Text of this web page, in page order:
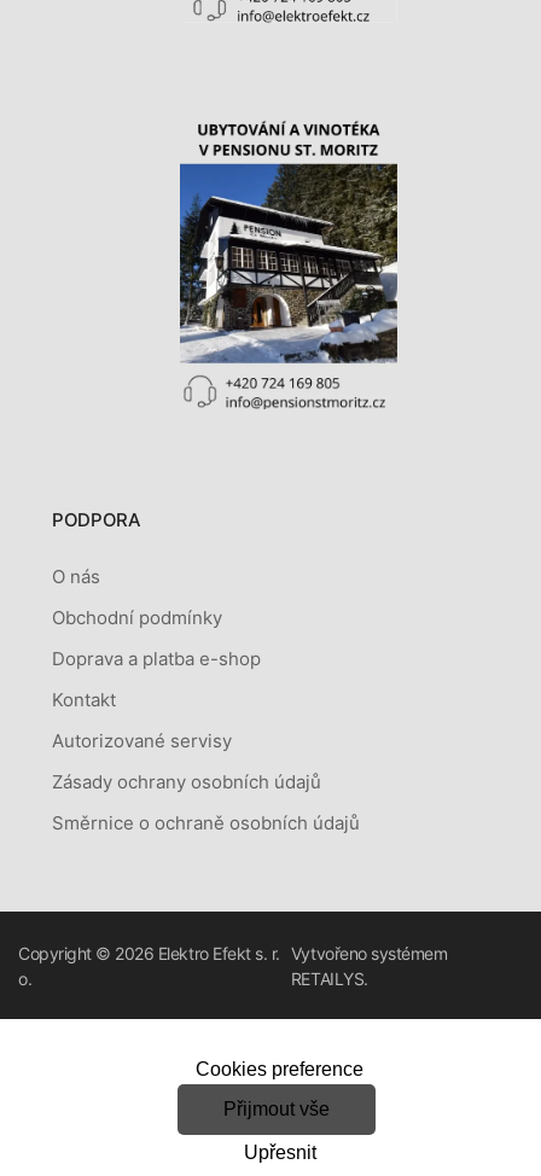
PODPORA
O nás
Obchodní podmínky
Doprava a platba e-shop
Kontakt
Autorizované servisy
Zásady ochrany osobních údajů
Směrnice o ochraně osobních údajů
Copyright © 2026 Elektro Efekt s. r.
o.
Vytvořeno systémem
RETAILYS.
Cookies preference
Přijmout vše
Upřesnit